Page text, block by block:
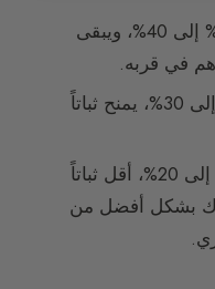
تركيز من 20% إلى 40%، ويبقى
هم في قربه.
تركيز من 7% إلى 30%، يمنح ثباتاً
تركيز من 6% إلى 20%، أقل ثباتاً
بشكل أفضل من